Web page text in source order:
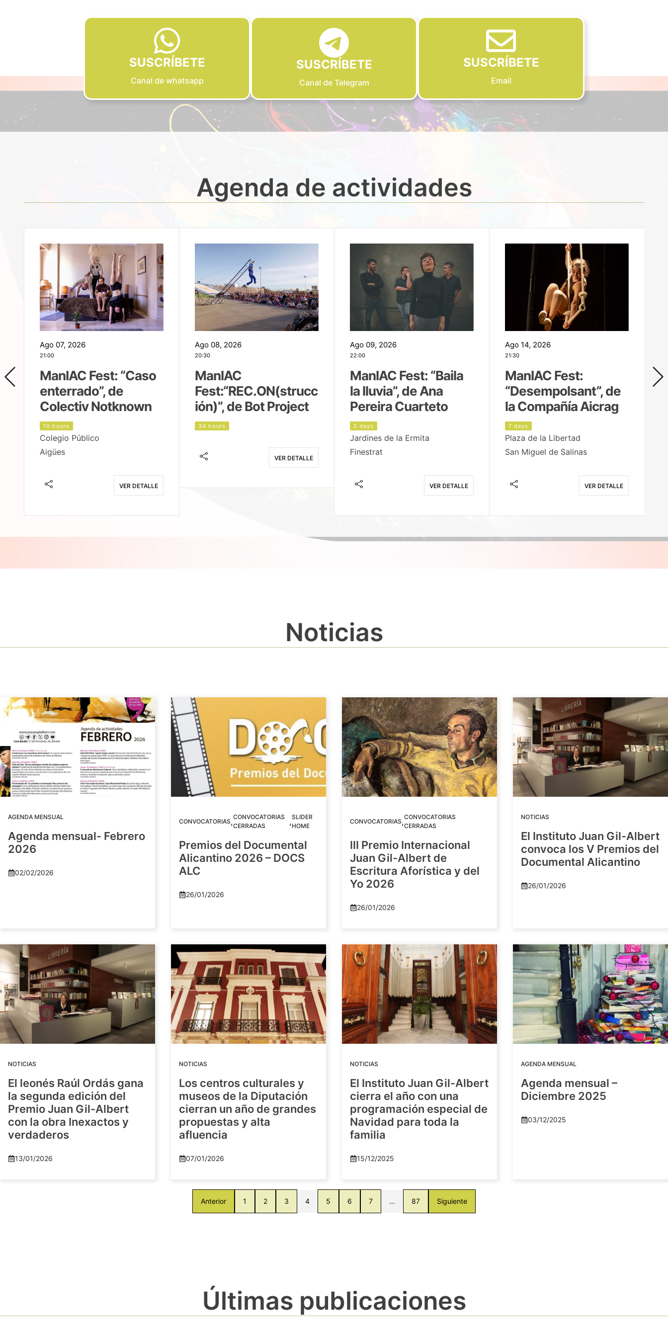
SUSCRÍBETE
Canal de whatsapp
SUSCRÍBETE
Canal de Telegram
SUSCRÍBETE
Email
Agenda de actividades
Ago 07, 2026
21:00
ManIAC Fest: “Caso
enterrado”, de
Colectiv Notknown
10 hours
Colegio Público
Aigües
VER DETALLE
Ago 08, 2026
20:30
ManIAC
Fest:“REC.ON(strucc
ión)”, de Bot Project
34 hours
VER DETALLE
Ago 09, 2026
22:00
ManIAC Fest: “Baila
la lluvia”, de Ana
Pereira Cuarteto
2 days
Jardines de la Ermita
Finestrat
VER DETALLE
Ago 14, 2026
21:30
ManIAC Fest:
“Desempolsant”, de
la Compañía Aicrag
7 days
Plaza de la Libertad
San Miguel de Salinas
VER DETALLE
Noticias
AGENDA MENSUAL
Agenda mensual- Febrero
2026
02/02/2026
CONVOCATORIAS,CONVOCATORIAS
CERRADAS
,SLIDER
HOME
Premios del Documental
Alicantino 2026 – DOCS
ALC
26/01/2026
CONVOCATORIAS,CONVOCATORIAS
CERRADAS
III Premio Internacional
Juan Gil-Albert de
Escritura Aforística y del
Yo 2026
26/01/2026
NOTICIAS
El Instituto Juan Gil-Albert
convoca los V Premios del
Documental Alicantino
26/01/2026
NOTICIAS
El leonés Raúl Ordás gana
la segunda edición del
Premio Juan Gil-Albert
con la obra Inexactos y
verdaderos
13/01/2026
NOTICIAS
Los centros culturales y
museos de la Diputación
cierran un año de grandes
propuestas y alta
afluencia
07/01/2026
NOTICIAS
El Instituto Juan Gil-Albert
cierra el año con una
programación especial de
Navidad para toda la
familia
15/12/2025
AGENDA MENSUAL
Agenda mensual –
Diciembre 2025
03/12/2025
Anterior 1 2 3 4 5 6 7 … 87 Siguiente
Últimas publicaciones